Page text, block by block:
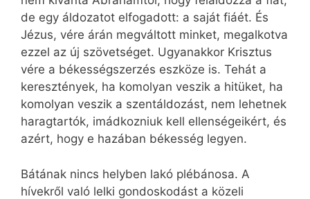
de egy áldozatot elfogadott: a saját fiáét. És
Jézus, vére árán megváltott minket, megalkotva
ezzel az új szövetséget. Ugyanakkor Krisztus
vére a békességszerzés eszköze is. Tehát a
keresztények, ha komolyan veszik a hitüket, ha
komolyan veszik a szentáldozást, nem lehetnek
haragtartók, imádkozniuk kell ellenségeikért, és
azért, hogy e hazában békesség legyen.
Bátának nincs helyben lakó plébánosa. A
hívekről való lelki gondoskodást a közeli